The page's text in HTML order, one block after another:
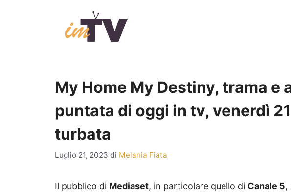
My Home My Destiny, trama e
puntata di oggi in tv, venerdì
turbata
Luglio 21, 2023 di Melania Fiata
Il pubblico di Mediaset, in particolare quello di Canale 5,